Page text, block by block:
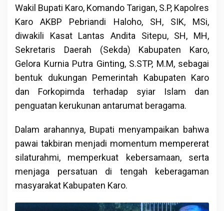
Wakil Bupati Karo, Komando Tarigan, S.P, Kapolres
Karo AKBP Pebriandi Haloho, SH, SIK, MSi,
diwakili Kasat Lantas Andita Sitepu, SH, MH,
Sekretaris Daerah (Sekda) Kabupaten Karo,
Gelora Kurnia Putra Ginting, S.STP, M.M, sebagai
bentuk dukungan Pemerintah Kabupaten Karo
dan Forkopimda terhadap syiar Islam dan
penguatan kerukunan antarumat beragama.
Dalam arahannya, Bupati menyampaikan bahwa
pawai takbiran menjadi momentum mempererat
silaturahmi, memperkuat kebersamaan, serta
menjaga persatuan di tengah keberagaman
masyarakat Kabupaten Karo.